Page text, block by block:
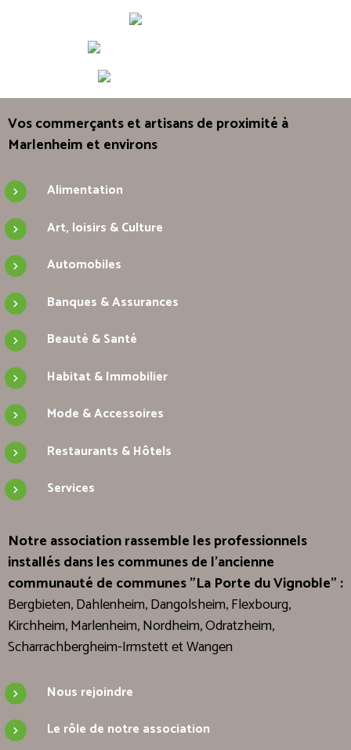
Vos commerçants et artisans de proximité à
Marlenheim et environs
Alimentation
Art, loisirs & Culture
Automobiles
Banques & Assurances
Beauté & Santé
Habitat & Immobilier
Mode & Accessoires
Restaurants & Hôtels
Services
Notre association rassemble les professionnels
installés dans les communes de l'ancienne
communauté de communes "La Porte du Vignoble" :
Bergbieten, Dahlenheim, Dangolsheim, Flexbourg,
Kirchheim, Marlenheim, Nordheim, Odratzheim,
Scharrachbergheim-Irmstett et Wangen
Nous rejoindre
Le rôle de notre association